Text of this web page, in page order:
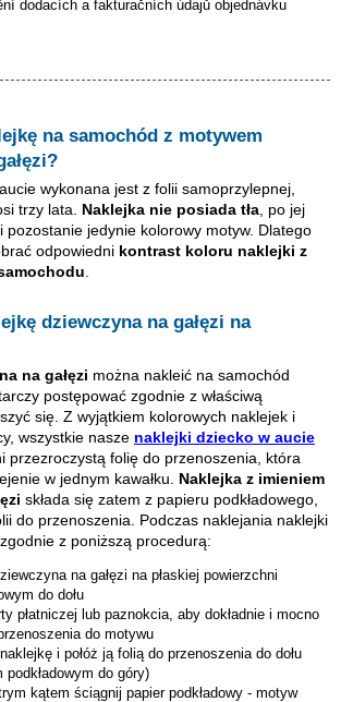
dodacích a fakturačních údajů objednávku
na samochód z motywem
?
wykonana jest z folii samoprzylepnej,
trzy lata. Naklejka nie posiada tła , po jej
pozostanie jedynie kolorowy motyw. Dlatego
odpowiedni kontrast koloru naklejki z
dziewczyna na gałęzi na
na gałęzi można nakleić na samochód
postępować zgodnie z właściwą
się. Z wyjątkiem kolorowych naklejek i
wszystkie nasze naklejki dziecko w aucie
przezroczystą folię do przenoszenia, która
w jednym kawałku. Naklejka z imieniem
składa się zatem z papieru podkładowego,
do przenoszenia. Podczas naklejania naklejki
z poniższą procedurą:
na gałęzi na płaskiej powierzchni
do dołu
płatniczej lub paznokcia, aby dokładnie i mocno
do motywu
i połóż ją folią do przenoszenia do dołu
do góry)
kątem ściągnij papier podkładowy - motyw